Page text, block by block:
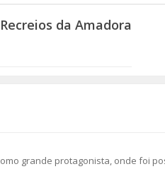
da Amadora
grande protagonista, onde foi